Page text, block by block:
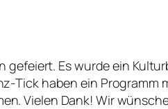
gefeiert. Es wurde ein
Tick haben ein
Vielen Dank! Wir